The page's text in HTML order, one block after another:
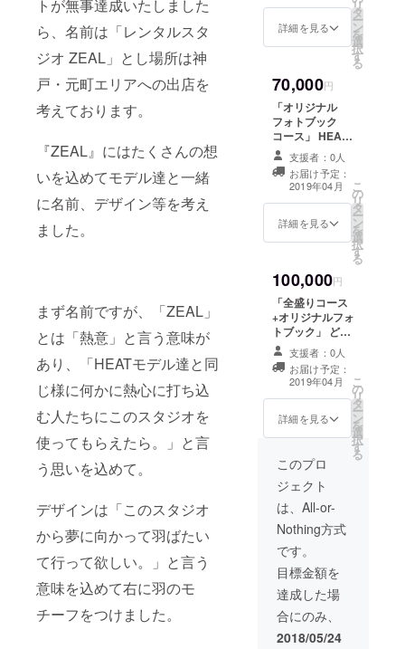
トが無事達成いたしました
ら、名前は「レンタルスタ
ジオ ZEAL」とし場所は神
戸・元町エリアへの出店を
考えております。
『ZEAL』にはたくさんの想
いを込めてモデル達と一緒
に名前、デザイン等を考え
ました。
まず名前ですが、「ZEAL」
とは「熱意」と言う意味が
あり、「HEATモデル達と同
じ様に何かに熱心に打ち込
む人たちにこのスタジオを
使ってもらえたら。」と言
う思いを込めて。
デザインは「このスタジオ
から夢に向かって羽ばたい
て行って欲しい。」と言う
意味を込めて右に羽のモ
チーフをつけました。
自宅に送らせて
いただきます。
す。 ※ランチ会
は平日を予定し
ています。 ※
ネームプレート
入り口付近に名
前入りのプレー
トを飾らせて頂
きます。（希望
者様のみ） ※ス
タジオに飾られ
るのを希望され
ない方にはネー
ムプレートをご
自宅に送らせて
いただきます。
あ、sakula、音
羽美香、愛香）
の中から１名の
オリジナルポス
トカードをプレ
ゼントいたしま
す。 ※指名制あ
り ※指名頂いた
モデルが直筆で
メッセージカー
ドを書かせてい
ただきます。
り） ・オリジナ
ルポストカード
１枚 ・レンタル
オリジナルTシャ
ツ（ホワイトor
ネイビーよりお
選び頂けます）
・オリジナルタ
オル（HEAT）
・撮影会（スタ
ジオor野外より
お選び頂けま
す） ・食事会 ・
ネームプレート
・２ショット写
真券
詳細を見る
リ
タ
ー
ン
を
選
択
す
る
70,000円
「オリジナル
フォトブック
コース」 HEAT
モデルオリジナ
ルのフォトブッ
ク（非売品）送
付させていただ
きます。
支援者：0人
お届け予定：
2019年04月
詳細を見る
こ
の
リ
タ
ー
ン
を
選
択
す
る
100,000円
「全盛りコース
+オリジナルフォ
トブック」 どれ
かなんて選べな
い！全部欲しい
です！という
方。 ・モデルの
チェキ３枚（指
名制あり） ・オ
ンタルチケット
ルTシャツ（ホワ
イトorネイビー
よりお選び頂け
ます） ・オリジ
ナルタオル
（HEAT） ・撮
影会（スタジオ
or野外よりお選
び頂けます） ・
食事会 ・ネーム
プレート ・２
支援者：0人
お届け予定：
2019年04月
詳細を見る
こ
の
リ
タ
ー
ン
を
選
択
す
る
このプロ
ジェクト
は、All-or-
Nothing方式
です。
目標金額を
達成した場
合にのみ、
2018/05/24